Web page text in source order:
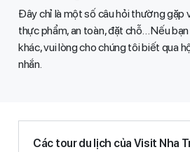
Đây chỉ là một số câu hỏi thường gặp
thực phẩm, an toàn, đặt chỗ… Nếu
khác, vui lòng cho chúng tôi biết qua
nhắn.​
Các tour du lịch của Visit Nha